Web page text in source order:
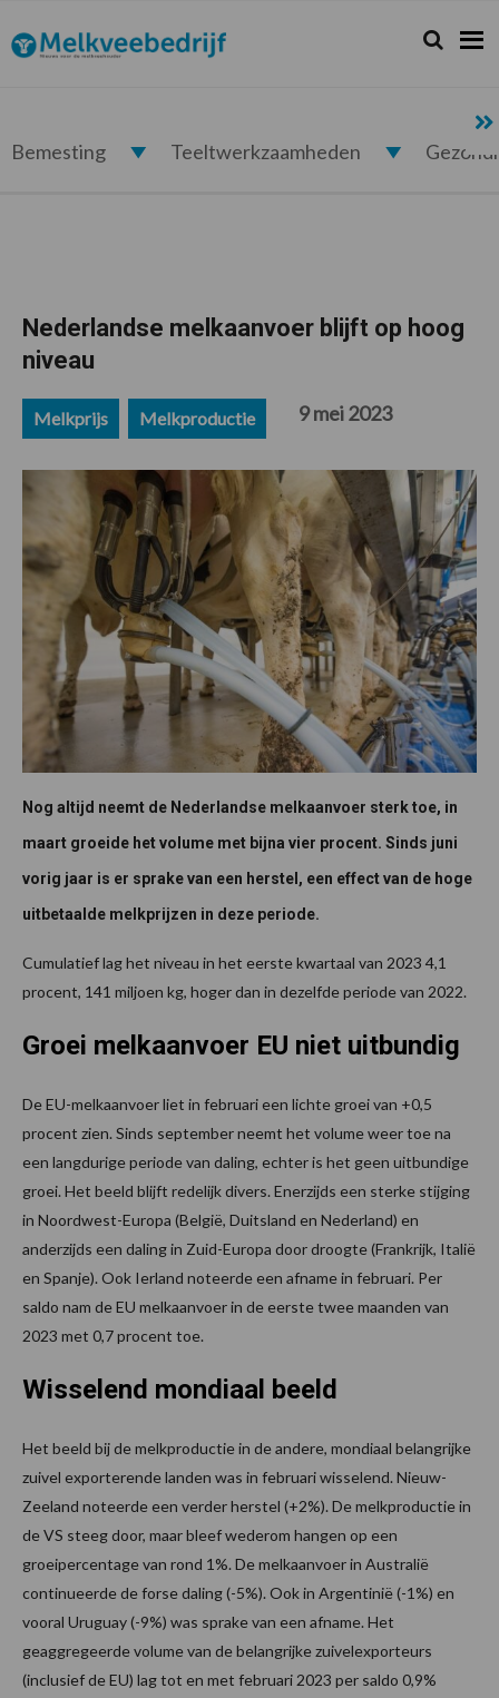
de
hoofdnavigatie
de
hoofd
de
eerste
de
voettekst
Melkveebedrijf.nl Zoeken...
Zoek
Bemesting Teeltwerkzaamheden
Nederlandse melkaanvoer blijft op hoog
niveau
Melkprijs Melkproductie 9 mei 2023
Nog altijd neemt de Nederlandse melkaanvoer sterk toe, in
maart groeide het volume met bijna vier procent. Sinds juni
vorig jaar is er sprake van een herstel, een effect van de hoge
uitbetaalde melkprijzen in deze periode.
Cumulatief lag het niveau in het eerste kwartaal van 2023 4,1
procent, 141 miljoen kg, hoger dan in dezelfde periode van 2022.
Groei melkaanvoer EU niet uitbundig
De EU-melkaanvoer liet in februari een lichte groei van +0,5
procent zien. Sinds september neemt het volume weer toe na
een langdurige periode van daling, echter is het geen uitbundige
groei. Het beeld blijft redelijk divers. Enerzijds een sterke stijging
in Noordwest-Europa (België, Duitsland en Nederland) en
anderzijds een daling in Zuid-Europa door droogte (Frankrijk, Italië
en Spanje). Ook Ierland noteerde een afname in februari. Per
saldo nam de EU melkaanvoer in de eerste twee maanden van
2023 met 0,7 procent toe.
Wisselend mondiaal beeld
Het beeld bij de melkproductie in de andere, mondiaal belangrijke
zuivel exporterende landen was in februari wisselend. Nieuw-
Zeeland noteerde een verder herstel (+2%). De melkproductie in
de VS steeg door, maar bleef wederom hangen op een
groeipercentage van rond 1%. De melkaanvoer in Australië
continueerde de forse daling (-5%). Ook in Argentinië (-1%) en
vooral Uruguay (-9%) was sprake van een afname. Het
geaggregeerde volume van de belangrijke zuivelexporteurs
(inclusief de EU) lag tot en met februari 2023 per saldo 0,9%